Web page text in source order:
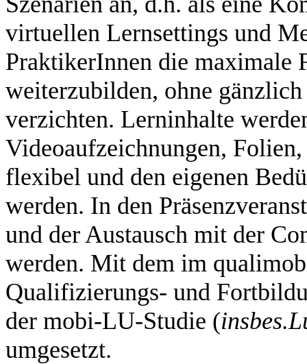
virtuellen Lernsettings und
PraktikerInnen die maximale
weiterzubilden, ohne
verzichten. Lerninhalte
Videoaufzeichnungen,
flexibel und den eigenen
werden. In den
und der Austausch mit der
werden. Mit dem im
Qualifizierungs- und
der mobi-LU-Studie (insbes.
umgesetzt.